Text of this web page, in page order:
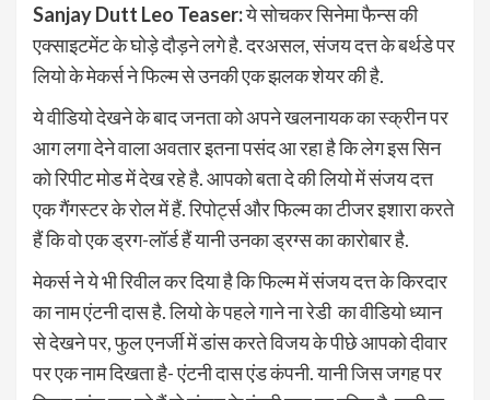
Sanjay Dutt Leo Teaser:ये सोचकर सिनेमा फैन्स की
एक्साइटमेंट के घोड़े दौड़ने लगे है. दरअसल, संजय दत्त के बर्थडे पर
लियो के मेकर्स ने फिल्म से उनकी एक झलक शेयर की है.
ये वीडियो देखने के बाद जनता को अपने खलनायक का स्क्रीन पर
आग लगा देने वाला अवतार इतना पसंद आ रहा है कि लेग इस सिन
को रिपीट मोड में देख रहे है. आपको बता दे की लियो में संजय दत्त
एक गैंगस्टर के रोल में हैं. रिपोर्ट्स और फिल्म का टीजर इशारा करते
हैं कि वो एक ड्रग-लॉर्ड हैं यानी उनका ड्रग्स का कारोबार है.
मेकर्स ने ये भी रिवील कर दिया है कि फिल्म में संजय दत्त के किरदार
का नाम एंटनी दास है. लियो के पहले गाने ना रेडी का वीडियो ध्यान
से देखने पर, फुल एनर्जी में डांस करते विजय के पीछे आपको दीवार
पर एक नाम दिखता है- एंटनी दास एंड कंपनी. यानी जिस जगह पर